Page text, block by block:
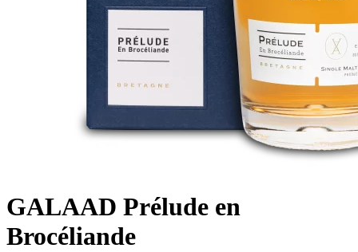
GALAAD Prélude en
Brocéliande